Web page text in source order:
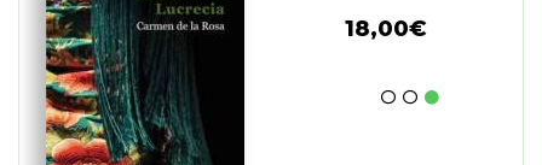
18,00€